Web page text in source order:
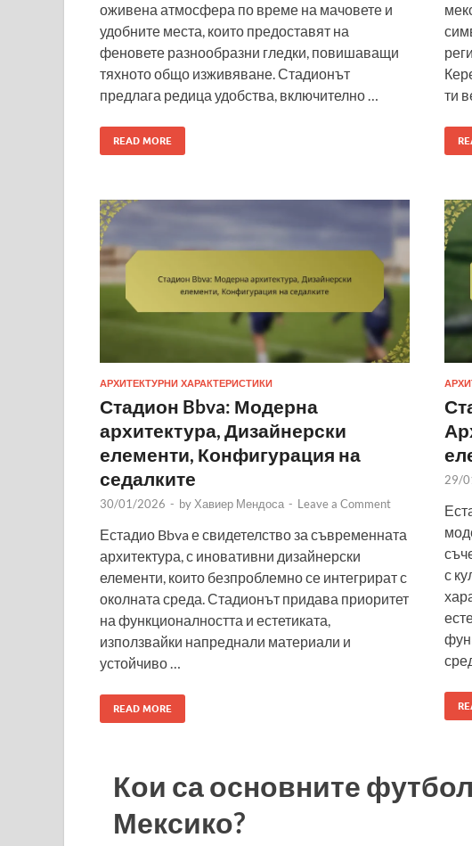
оживена атмосфера по време на мачовете и
удобните места, които предоставят на
феновете разнообразни гледки, повишаващи
тяхното общо изживяване. Стадионът
предлага редица удобства, включително …
READ MORE
ти
АРХИТЕКТУРНИ ХАРАКТЕРИСТИКИ
Стадион Bbva: Модерна
архитектура, Дизайнерски
елементи, Конфигурация на
седалките
30/01/2026 - by Хавиер Мендоса - Leave a Comment
Естадио Bbva е свидетелство за съвременната
архитектура, с иновативни дизайнерски
елементи, които безпроблемно се интегрират с
околната среда. Стадионът придава приоритет
на функционалността и естетиката,
използвайки напреднали материали и
устойчиво …
READ MORE
29/
с
Кои са основните
Мексико?